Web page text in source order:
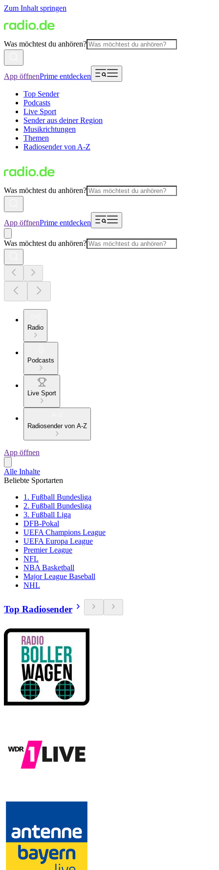
Zum Inhalt springen
Was möchtest du anhören?
App öffnenPrime entdecken
Top Sender
Podcasts
Live Sport
Sender aus deiner Region
Musikrichtungen
Themen
Radiosender von A-Z
Was möchtest du anhören?
App öffnenPrime entdecken
Was möchtest du anhören?
Radio
Podcasts
Live Sport
Radiosender von A-Z
App öffnen
Alle Inhalte
Beliebte Sportarten
1. Fußball Bundesliga
2. Fußball Bundesliga
3. Fußball Liga
DFB-Pokal
UEFA Champions League
UEFA Europa League
Premier League
NFL
NBA Basketball
Major League Baseball
NHL
Top Radiosender